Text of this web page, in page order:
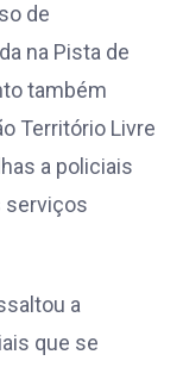
de
na Pista de
também
Território Livre
a policiais
serviços
a
que se